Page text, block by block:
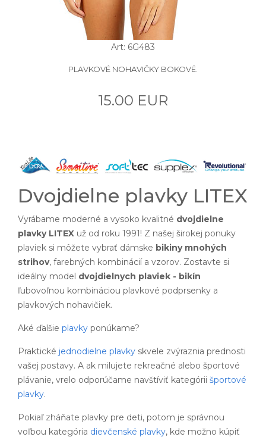
Art: 6G483
PLAVKOVÉ NOHAVIČKY BOKOVÉ.
15.00 EUR
Dvojdielne plavky LITEX
Vyrábame moderné a vysoko kvalitné dvojdielne
plavky LITEX už od roku 1991! Z našej širokej ponuky
plaviek si môžete vybrať dámske bikiny mnohých
strihov, farebných kombinácií a vzorov. Zostavte si
ideálny model dvojdielnych plaviek - bikín
ľubovoľnou kombináciou plavkové podprsenky a
plavkových nohavičiek.
Aké ďalšie plavky ponúkame?
Praktické jednodielne plavky skvele zvýraznia prednosti
vašej postavy. A ak milujete rekreačné alebo športové
plávanie, vrelo odporúčame navštíviť kategórii športové
plavky.
Pokiaľ zháňate plavky pre deti, potom je správnou
voľbou kategória dievčenské plavky, kde možno kúpiť